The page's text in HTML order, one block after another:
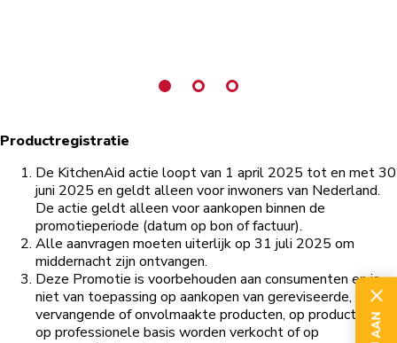
Productregistratie
De KitchenAid actie loopt van 1 april 2025 tot en met 30
juni 2025 en geldt alleen voor inwoners van Nederland.
De actie geldt alleen voor aankopen binnen de
promotieperiode (datum op bon of factuur).
Alle aanvragen moeten uiterlijk op 31 juli 2025 om
middernacht zijn ontvangen.
Deze Promotie is voorbehouden aan consumenten en is
niet van toepassing op aankopen van gereviseerde,
vervangende of onvolmaakte producten, op producten die
op professionele basis worden verkocht of op